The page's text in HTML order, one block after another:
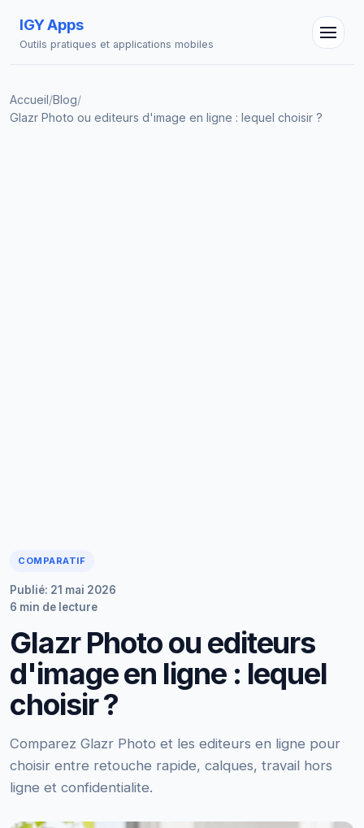
IGY Apps
Outils pratiques et applications mobiles
Accueil/Blog/
Glazr Photo ou editeurs d'image en ligne : lequel choisir ?
COMPARATIF
Publié: 21 mai 2026
6 min de lecture
Glazr Photo ou editeurs
d'image en ligne : lequel
choisir ?
Comparez Glazr Photo et les editeurs en ligne pour
choisir entre retouche rapide, calques, travail hors
ligne et confidentialite.